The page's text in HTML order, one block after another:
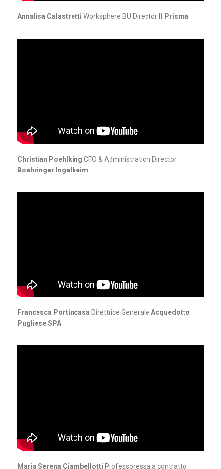
Annalisa Calastretti Worksphere BU Director Il Prisma
Christian Poehlking CFO & Administration Director
Boehringer Ingelheim
Francesca Portincasa Direttrice Generale Acquedotto
Pugliese SPA
Maria Serena Ciambellotti Professoressa a contratto